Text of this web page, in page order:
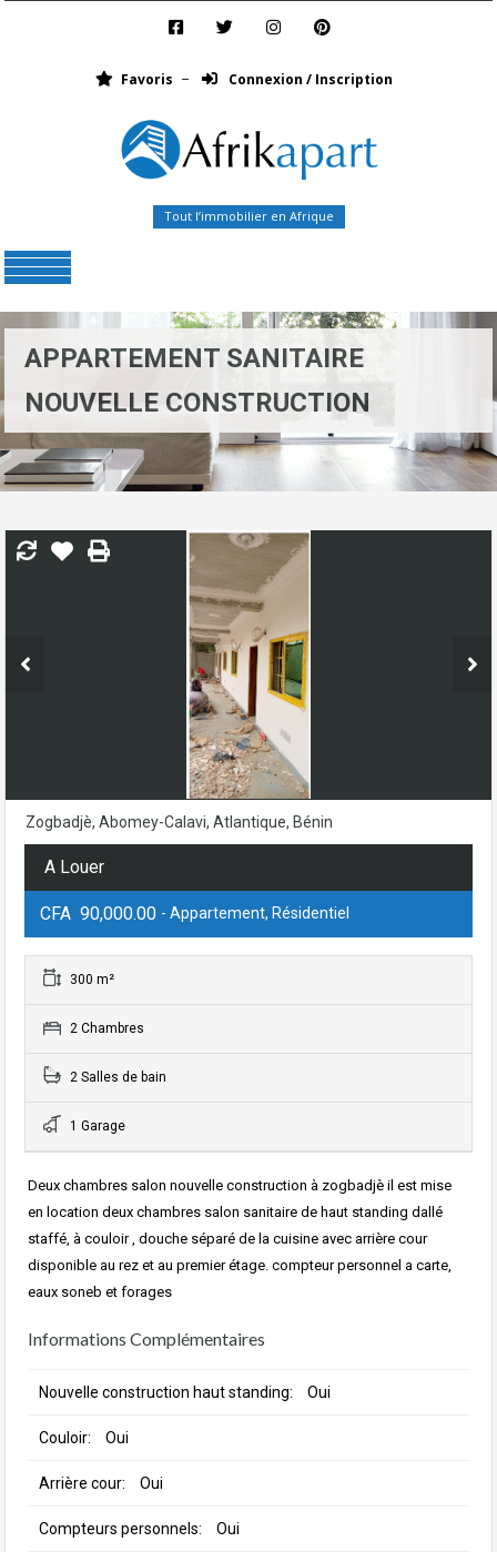
Favoris Connexion / Inscription
Tout l’immobilier en Afrique
APPARTEMENT SANITAIRE
NOUVELLE CONSTRUCTION
Zogbadjè, Abomey-Calavi, Atlantique, Bénin
A Louer
CFA 90,000.00 - Appartement, Résidentiel
300 m²
2 Chambres
2 Salles de bain
1 Garage
Deux chambres salon nouvelle construction à zogbadjè il est mise
en location deux chambres salon sanitaire de haut standing dallé
staffé, à couloir , douche séparé de la cuisine avec arrière cour
disponible au rez et au premier étage. compteur personnel a carte,
eaux soneb et forages
Informations Complémentaires
Nouvelle construction haut standing: Oui
Couloir: Oui
Arrière cour: Oui
Compteurs personnels: Oui